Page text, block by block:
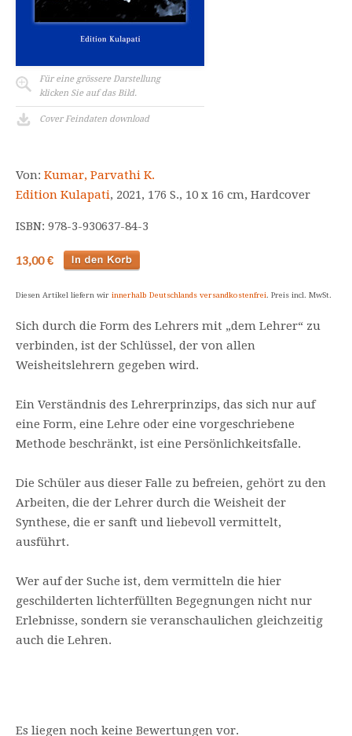
Für eine grössere Darstellung
klicken Sie auf das Bild.
Cover Feindaten download
Von: Kumar, Parvathi K.
Edition Kulapati, 2021, 176 S., 10 x 16 cm, Hardcover
ISBN: 978-3-930637-84-3
13,00 €
Diesen Artikel liefern wir innerhalb Deutschlands versandkostenfrei. Preis incl. MwSt.
Sich durch die Form des Lehrers mit „dem Lehrer“ zu
verbinden, ist der Schlüssel, der von allen
Weisheitslehrern gegeben wird.
Ein Verständnis des Lehrerprinzips, das sich nur auf
eine Form, eine Lehre oder eine vorgeschriebene
Methode beschränkt, ist eine Persönlichkeitsfalle.
Die Schüler aus dieser Falle zu befreien, gehört zu den
Arbeiten, die der Lehrer durch die Weisheit der
Synthese, die er sanft und liebevoll vermittelt,
ausführt.
Wer auf der Suche ist, dem vermitteln die hier
geschilderten lichterfüllten Begegnungen nicht nur
Erlebnisse, sondern sie veranschaulichen gleichzeitig
auch die Lehren.
Es liegen noch keine Bewertungen vor.